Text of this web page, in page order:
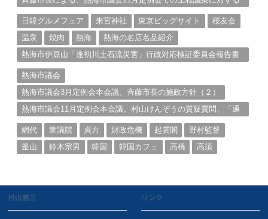
日韓グルメフェア
来宮神社 東京ビッグサイト
桜友会
温泉
焼肉 熱海
熱海の名店名品紹介
熱海市伊豆山「逢初川土石流災害」行政対応検証委員会報告書
熱海市議会
熱海市議会3月定例会本会議。斉藤市長の施政方針（２）
熱海市議会11月定例会本会議。村山けんぞうの質疑質問、「通
網代
衆議院 貞方 財政危機 起雲閣
野村監督
釜山
鈴木宗男 韓国 韓国カフェ 高橋 高須
村山憲三 リンク